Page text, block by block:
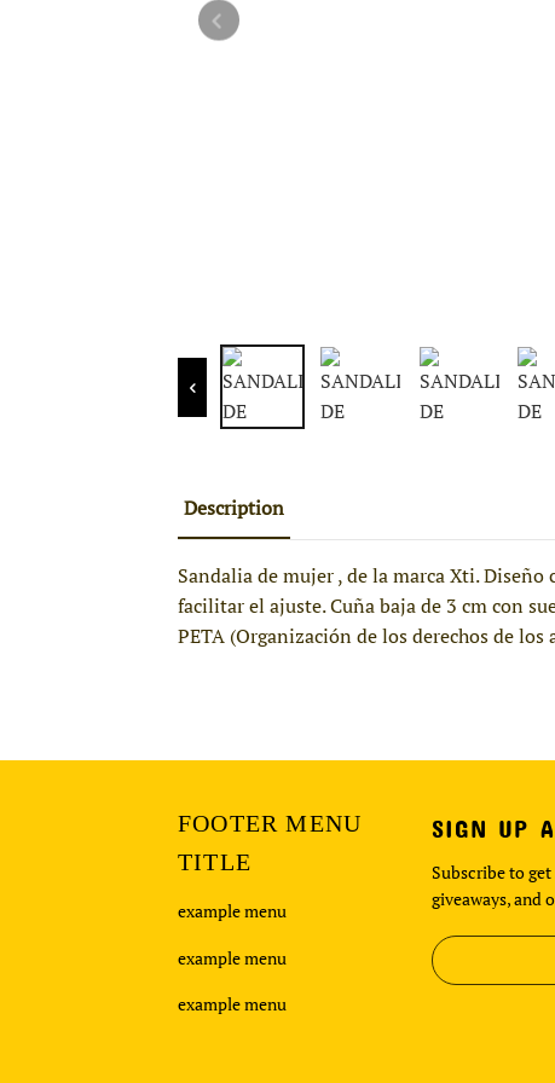
Description
Sandalia de mujer , de la marca Xti.
facilitar el ajuste. Cuña baja de 3 cm con
PETA (Organización de los derechos de los
FOOTER MENU
TITLE
example menu
example menu
example menu
SIGN UP
Subscribe to
giveaways, and